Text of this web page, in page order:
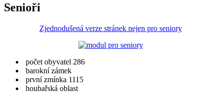
Senioři
Zjednodušená verze stránek nejen pro seniory
počet obyvatel 286
barokní zámek
první zmínka 1115
houbařská oblast